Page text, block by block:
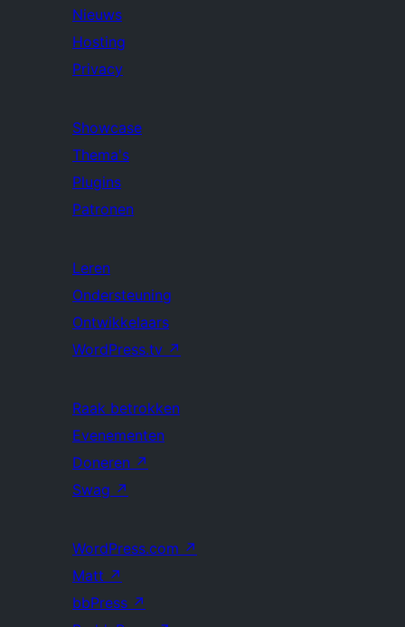
Nieuws
Hosting
Privacy
Showcase
Thema's
Plugins
Patronen
Leren
Ondersteuning
Ontwikkelaars
WordPress.tv ↗
Raak betrokken
Evenementen
Doneren ↗
Swag ↗
WordPress.com ↗
Matt ↗
bbPress ↗